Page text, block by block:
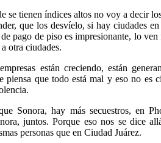
se tienen índices altos no voy a decir
que los desvíelo, si hay ciudades
pago de piso es impresionante, lo
otra ciudades.
están creciendo, están
piensa que todo está mal y eso no es
Sonora, hay más secuestros, en
juntos. Porque eso nos se dice
personas que en Ciudad Juárez.